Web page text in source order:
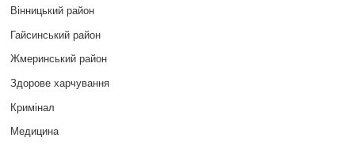
Вінницький район
Гайсинський район
Жмеринський район
Здорове харчування
Кримінал
Медицина